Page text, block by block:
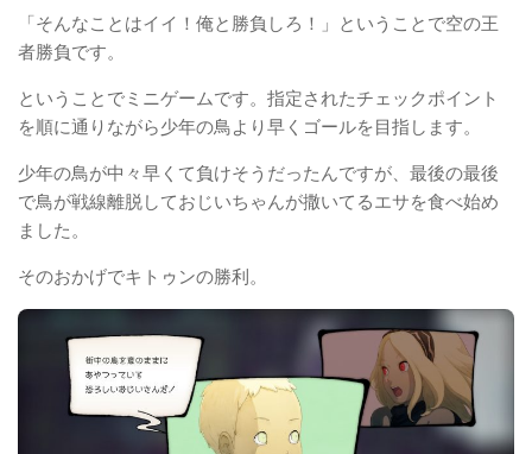
「そんなことはイイ！俺と勝負しろ！」ということで空の王
者勝負です。
ということでミニゲームです。指定されたチェックポイント
を順に通りながら少年の鳥より早くゴールを目指します。
少年の鳥が中々早くて負けそうだったんですが、最後の最後
で鳥が戦線離脱しておじいちゃんが撒いてるエサを食べ始め
ました。
そのおかげでキトゥンの勝利。